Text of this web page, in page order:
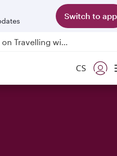
Switch to app
Passengers flying between Doha and Auckland on QR914 and QR915
18 June 2026: Updates on Travelling with Power Banks
CS